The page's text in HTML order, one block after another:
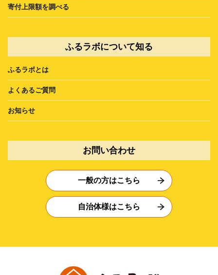
寄付上限額を調べる
ふるラボについて知る
ふるラボとは
よくあるご質問
お知らせ
お問い合わせ
一般の方はこちら
自治体様はこちら